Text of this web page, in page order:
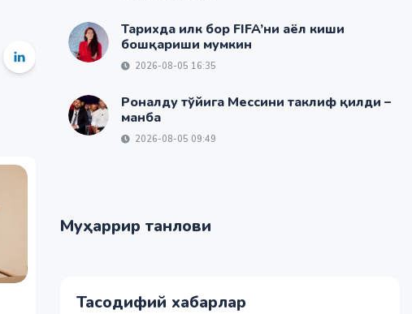
Тарихда илк бор FIFA’ни аёл киши
бошқариши мумкин
2026-08-05 16:35
Роналду тўйига Мессини таклиф қилди –
манба
2026-08-05 09:49
Муҳаррир танлови
Тасодифий хабарлар